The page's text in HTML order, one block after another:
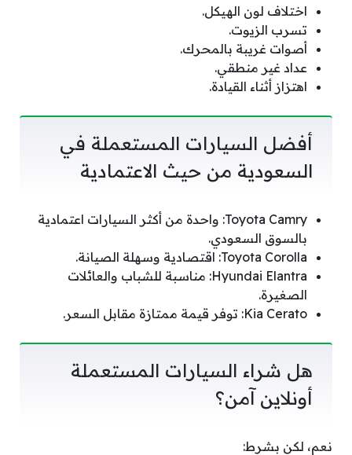
اختلاف لون الهيكل.
تسرب الزيوت.
أصوات غريبة بالمحرك.
عداد غير منطقي.
اهتزاز أثناء القيادة.
أفضل السيارات المستعملة في
السعودية من حيث الاعتمادية
Toyota Camry: واحدة من أكثر السيارات اعتمادية
بالسوق السعودي.
Toyota Corolla: اقتصادية وسهلة الصيانة.
Hyundai Elantra: مناسبة للشباب والعائلات
الصغيرة.
Kia Cerato: توفر قيمة ممتازة مقابل السعر.
هل شراء السيارات المستعملة
أونلاين آمن؟
نعم، لكن بشرط: